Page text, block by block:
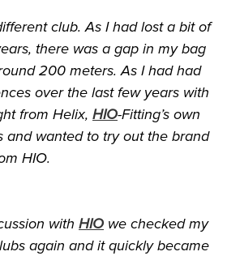
club. As I had lost a bit of
there was a gap in my bag
200 meters. As I had had
over the last few years with
from Helix, HIO-Fitting’s own
and wanted to try out the brand
HIO.
with HIO we checked my
again and it quickly became